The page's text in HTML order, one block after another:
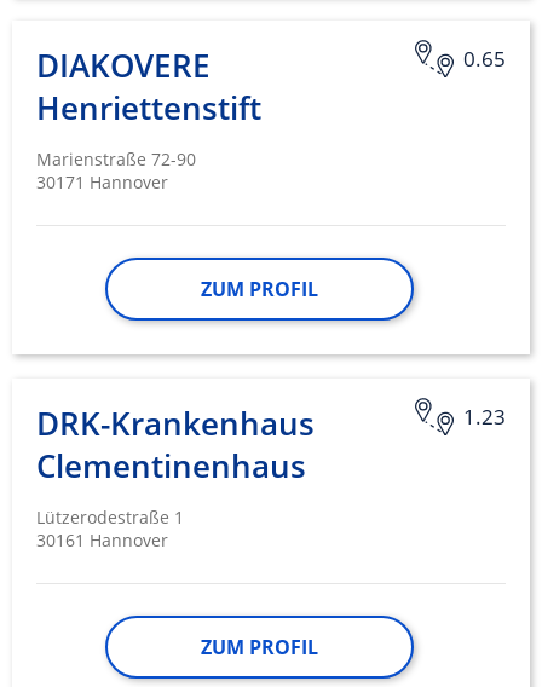
0.65
DIAKOVERE
Henriettenstift
Marienstraße 72-90
30171 Hannover
ZUM PROFIL
1.23
DRK-Krankenhaus
Clementinenhaus
Lützerodestraße 1
30161 Hannover
ZUM PROFIL